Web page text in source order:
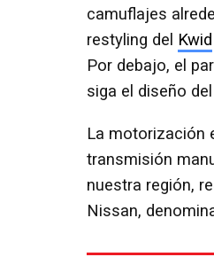
camuflajes
restyling del Kwid
Por debajo, el
siga el diseño del
La motorización
transmisión
nuestra región,
Nissan,